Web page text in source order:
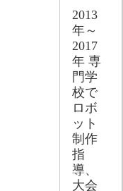
2013
年～
2017
年 専
門学
校で
ロボ
ット
制作
指
導、
大会